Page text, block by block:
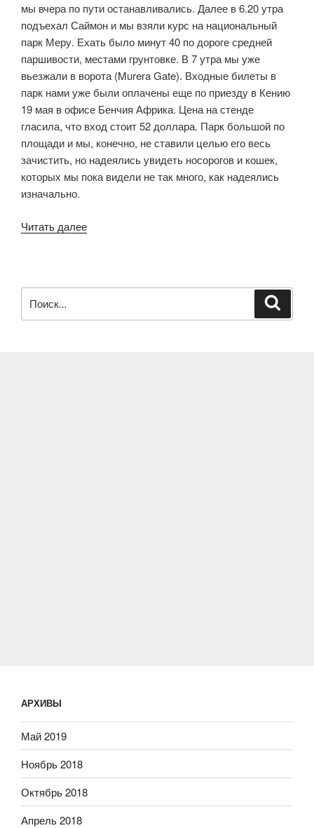
мы вчера по пути останавливались. Далее в 6.20 утра
подъехал Саймон и мы взяли курс на национальный
парк Меру. Ехать было минут 40 по дороге средней
паршивости, местами грунтовке. В 7 утра мы уже
вьезжали в ворота (Murera Gate). Входные билеты в
парк нами уже были оплачены еще по приезду в Кению
19 мая в офисе Бенчия Африка. Цена на стенде
гласила, что вход стоит 52 доллара. Парк большой по
площади и мы, конечно, не ставили целью его весь
зачистить, но надеялись увидеть носорогов и кошек,
которых мы пока видели не так много, как надеялись
изначально.
Читать далее«Нац.
Наньюки»
АРХИВЫ
Май 2019
Ноябрь 2018
Октябрь 2018
Апрель 2018